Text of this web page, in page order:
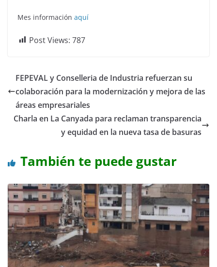
Mes información aquí
Post Views: 787
FEPEVAL y Conselleria de Industria refuerzan su
colaboración para la modernización y mejora de las
áreas empresariales
Charla en La Canyada para reclaman transparencia
y equidad en la nueva tasa de basuras
También te puede gustar